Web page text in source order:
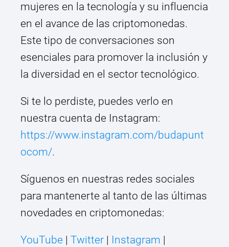
mujeres en la tecnología y su influencia
en el avance de las criptomonedas.
Este tipo de conversaciones son
esenciales para promover la inclusión y
la diversidad en el sector tecnológico.
Si te lo perdiste, puedes verlo en
nuestra cuenta de Instagram:
https://www.instagram.com/budapunt
ocom/.
Síguenos en nuestras redes sociales
para mantenerte al tanto de las últimas
novedades en criptomonedas:
YouTube | Twitter | Instagram |